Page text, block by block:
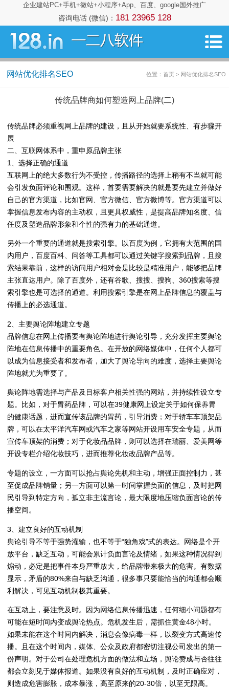
企业建站PC+手机+微站+小程序+App、百度、google国外推广
咨询电话 (微信)： 181 23965 128
网站优化排名SEO 位置：首页 > 网站优化排名SEO
传统品牌商如何塑造网上品牌(二)
传统品牌必须重视网上品牌的建设，且从开始就要系统性、有步骤开
展
二、互联网体系中，重申原品牌主张
1、选择正确的通道
互联网上的绝大多数行为不受控，传播路径的选择上稍有不当就可能
会引发负面评论和围观。这样，首要需要解决的就是要先建立并做好
自己的官方渠道，比如官网、官方微信、官方微博等。官方渠道可以
掌握信息发布内容的主动权，且更具权威性，是提高品牌知名度、信
任度及塑造品牌形象和个性的强有力的基础通道。
另外一个重要的通道就是搜索引擎。以百度为例，它拥有大范围的国
内用户，百度百科、问答等工具都可以通过关键字搜索到品牌，且搜
索结果靠前，这样的访问用户相对会是比较是精准用户，能够把品牌
主张直达用户。除了百度外，还有谷歌、搜搜、搜狗、360搜索等搜
索引擎也是可选择的通道。利用搜索引擎是在网上品牌信息的覆盖与
传播上的必选通道。
2、主要舆论阵地建立专题
品牌信息在网上传播要有舆论阵地进行舆论引导，充分发挥主要舆论
阵地在信息传播中的重要角色。在开放的网络媒体中，任何个人都可
以成为信息接受者和发布者，加大了舆论导向的难度，选择主要舆论
阵地就尤为重要了。
舆论阵地需选择与产品及目标客户相关性强的网站，并持续性设立专
题。比如，对于胃药品牌，可以在39健康网上设定关于如何保养胃
的健康话题，进而宣传该品牌的胃药，引导消费；对于轿车车顶架品
牌，可以在太平洋汽车网或汽车之家等网站开设用车安全专题，从而
宣传车顶架的消费；对于化妆品品牌，则可以选择在瑞丽、爱美网等
开设专栏介绍化妆技巧，进而推荐化妆改品牌产品等。
专题的设立，一方面可以抢占舆论先机和主动，增强正面控制力，甚
至促成品牌销量；另一方面可以第一时间掌握负面的信息，及时把网
民引导到特定方向，孤立非主流言论，最大限度地压缩负面言论的传
播空间。
3、建立良好的互动机制
舆论引导不等于强势灌输，也不等于“独角戏”式的表达。网络是个开
放平台，缺乏互动，可能会累计负面言论及情绪，如果这种情况得到
煽动，必定是把事件本身严重放大，给品牌带来极大的危害。有数据
显示，矛盾的80%来自与缺乏沟通，很多事只要能恰当的沟通都会顺
利解决，可见互动机制极其重要。
在互动上，要注意及时。因为网络信息传播迅速，任何细小问题都有
可能在短时间内变成舆论热点。危机发生后，需抓住黄金48小时。
如果未能在这个时间内解决，消息会像病毒一样，以裂变方式高速传
播。且在这个时间内，媒体、公众及政府都密切注视公司发出的第一
份声明。对于公司在处理危机方面的做法和立场，舆论赞成与否往往
都会立刻见于媒体报道。如果没有良好的互动机制，及时正确应对，
则造成危害膨胀，成本暴涨，高至原来的20-30倍，以至无限高。